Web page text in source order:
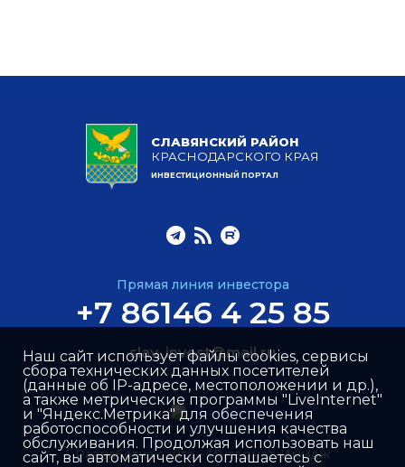
СЛАВЯНСКИЙ РАЙОН
КРАСНОДАРСКОГО КРАЯ
ИНВЕСТИЦИОННЫЙ ПОРТАЛ
Прямая линия инвестора
+7 86146 4 25 85
slav_invest@mail.ru
Разработка сайта –Интернет-Имидж
Наш сайт использует файлы cookies, сервисы
сбора технических данных посетителей
(данные об IP-адресе, местоположении и др.),
а также метрические программы "LiveInternet"
и "Яндекс.Метрика" для обеспечения
работоспособности и улучшения качества
обслуживания. Продолжая использовать наш
сайт, вы автоматически соглашаетесь с